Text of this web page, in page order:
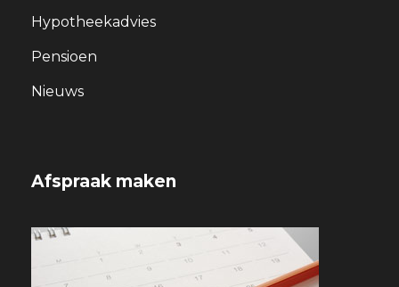
Hypotheekadvies
Pensioen
Nieuws
Afspraak maken